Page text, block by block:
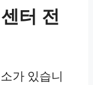
터 전
가 있습니